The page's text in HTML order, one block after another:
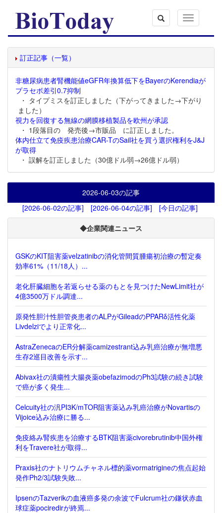
Toggle
navigation
訂正記事（一覧）
非糖尿病患者腎機能値eGFR年換算低下をBayerのKerendiaが
プラセボ差引0.7抑制
・ タイプミスを訂正しました（下がってきました→下がり
ました）
視力を回復する無線の網膜移植製品を欧州が承認
・ 1段落目の 発売後→市販品 に訂正しました。
体内仕立て免疫疾患治療CAR-TのSail社を買う選択権利をJ&J
が取得
・ 誤解を訂正しました（30億ドル弱→26億ドル弱）
2026-06-03の記事
[2026-06-02の記事]
[2026-06-04の記事] [今日の記事]
◆企業関連ニュース
GSKのKIT阻害薬velzatinibの消化管間質腫瘍初治療の暫定奏
効率61%（11/18人）...
老化肝臓細胞を若返らせる薬のもとを見つけたNewLimit社が
4億3500万ドル調達...
原発性胆汁性胆管炎患者のALPがGileadのPPARδ活性化薬
Livdelziでより正常化...
AstraZenecaのER分解薬camizestrant込み乳癌治療が無増悪
生存2巡目改善を示す...
Abivax社の潰瘍性大腸炎薬obefazimodのPh3試験の続き試験
で癌が多く発生...
Celcuity社の汎PI3K/mTOR阻害薬込み乳癌治療がNovartisの
Vijoice込み治療に勝る...
免疫絡み腎疾患を治療するBTK阻害薬civorebrutinib中国外権
利をTravere社が取得...
Praxis社のナトリウムチャネル標的薬vormatrigineの焦点起始
発作Ph2/3試験失敗...
IpsenのTazverikの血液癌多発の余波でFulcrum社の鎌状赤血
球症薬pociredirが終焉...